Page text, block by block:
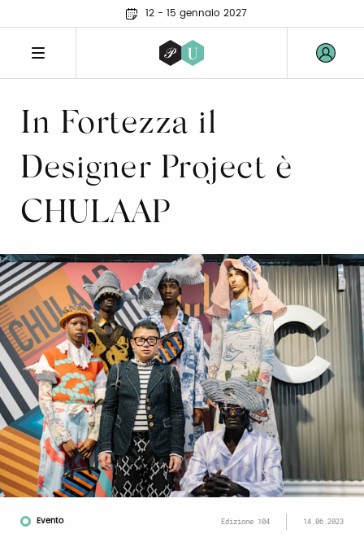
12 - 15 gennaio 2027
In Fortezza il
Designer Project è
CHULAAP
Evento Edizione 104 14.06.2023